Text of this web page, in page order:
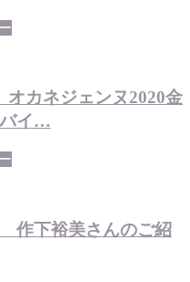
オカネジェンヌ2020金
バイ…
作下裕美さんのご紹